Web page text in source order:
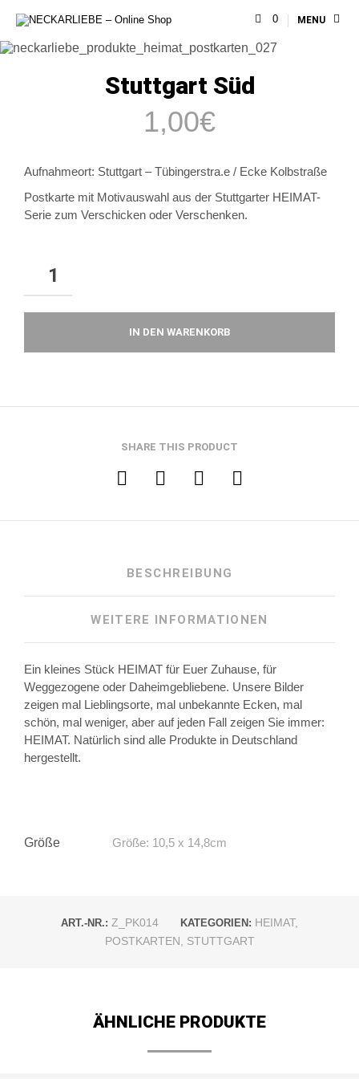
0 MENU
Stuttgart Süd
1,00€
Aufnahmeort: Stuttgart –Tübingerstra.e / Ecke Kolbstraße
Postkarte mit Motivauswahl aus der Stuttgarter HEIMAT-
Serie zum Verschicken oder Verschenken.
IN DEN WARENKORB
SHARE THIS PRODUCT
BESCHREIBUNG
WEITERE INFORMATIONEN
Ein kleines Stück HEIMAT für Euer Zuhause, für
Weggezogene oder Daheimgebliebene. Unsere Bilder
zeigen mal Lieblingsorte, mal unbekannte Ecken, mal
schön, mal weniger, aber auf jeden Fall zeigen Sie immer:
HEIMAT. Natürlich sind alle Produkte in Deutschland
hergestellt.
Größe Größe: 10,5 x 14,8cm
ART.-NR.: Z_PK014 KATEGORIEN: HEIMAT,
POSTKARTEN
STUTTGART
ÄHNLICHE PRODUKTE